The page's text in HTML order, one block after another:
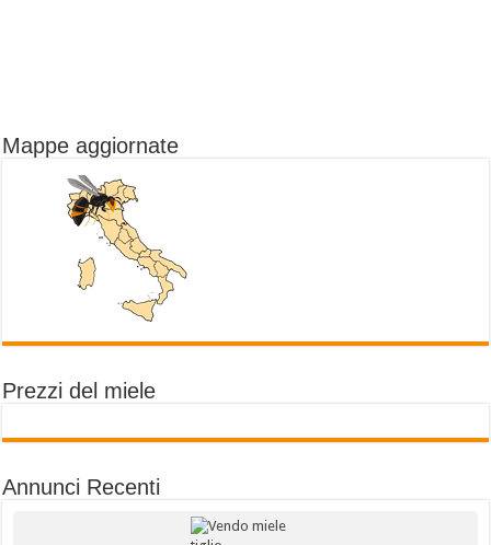
Mappe aggiornate
Prezzi del miele
Annunci Recenti